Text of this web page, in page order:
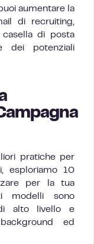
aumentare la
di recruiting,
di posta
dei potenziali
pratiche per
esploriamo 10
per la tua
modelli sono
alto livello e
ed